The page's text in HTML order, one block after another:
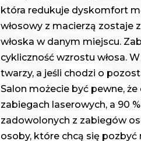
która redukuje dyskomfort
włosowy z macierzą zostaje
włoska w danym miejscu.
cykliczność wzrostu włosa.
twarzy, a jeśli chodzi o
Salon możecie być pewne,
zabiegach laserowych, a 90
zadowolonych z zabiegów
osoby, które chcą się pozbyć